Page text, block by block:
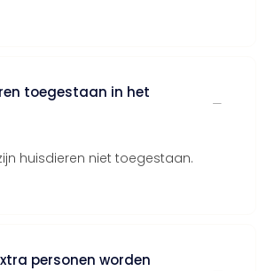
toegestaan in het
huisdieren niet toegestaan.
personen worden